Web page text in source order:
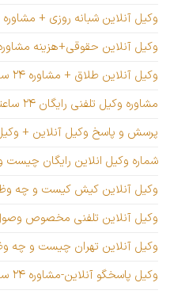
وکیل آنلاین شبانه روزی +
وکیل آنلاین حقوقی+هزینه مشاوره
وکیل آنلاین طلاق + مشاوره ۲۴ ساعته رایگان
مشاوره وکیل تلفنی رایگان ۲۴ ساعته + ویژگیهای یک وکیل خوب
پرسش و پاسخ وکیل آنلاین +
شماره وکیل انلاین رایگان چیست
وکیل آنلاین کیش کیست و چه
وکیل آنلاین تلفنی مخصوص
وکیل آنلاین تهران چیست و چه
وکیل پاسخگو آنلاین-مشاوره ۲۴ ساعته تلفنی با وکیل